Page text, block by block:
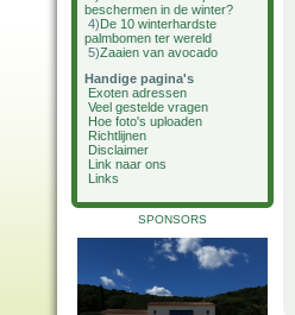
beschermen in de winter?
4)De 10 winterhardste
palmbomen ter wereld
5)Zaaien van avocado
Handige pagina's
Exoten adressen
Veel gestelde vragen
Hoe foto's uploaden
Richtlijnen
Disclaimer
Link naar ons
Links
SPONSORS